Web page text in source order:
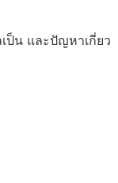
ป็น และปัญหาเกี่ยว